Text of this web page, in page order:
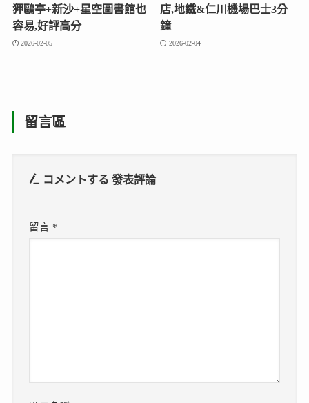
狎鷗亭+新沙+星空圖書館也
容易,好評高分
2026-02-05
店,地鐵&仁川機場巴士3分
鐘
2026-02-04
留言區
コメントする發表評論
留言 *